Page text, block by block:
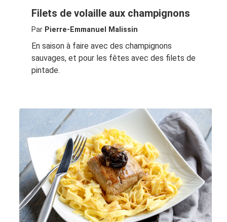
Filets de volaille aux champignons
Par Pierre-Emmanuel Malissin
En saison à faire avec des champignons
sauvages, et pour les fêtes avec des filets de
pintade.